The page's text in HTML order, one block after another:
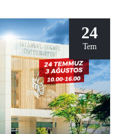
24
Tem